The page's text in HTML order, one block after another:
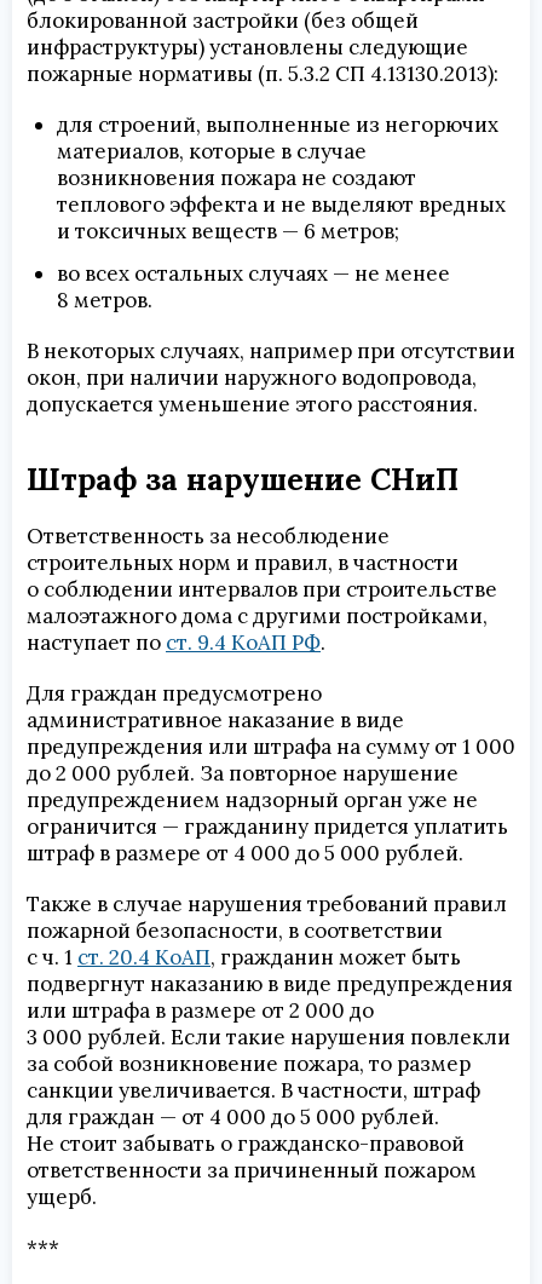
блокированной застройки (без общей
инфраструктуры) установлены следующие
пожарные нормативы (п. 5.3.2 СП 4.13130.2013):
для строений, выполненные из негорючих
материалов, которые в случае
возникновения пожара не создают
теплового эффекта и не выделяют вредных
и токсичных веществ — 6 метров;
во всех остальных случаях — не менее
8 метров.
В некоторых случаях, например при отсутствии
окон, при наличии наружного водопровода,
допускается уменьшение этого расстояния.
Штраф за нарушение СНиП
Ответственность за несоблюдение
строительных норм и правил, в частности
о соблюдении интервалов при строительстве
малоэтажного дома с другими постройками,
наступает по ст. 9.4 КоАП РФ.
Для граждан предусмотрено
административное наказание в виде
предупреждения или штрафа на сумму от 1 000
до 2 000 рублей. За повторное нарушение
предупреждением надзорный орган уже не
ограничится — гражданину придется уплатить
штраф в размере от 4 000 до 5 000 рублей.
Также в случае нарушения требований правил
пожарной безопасности, в соответствии
с ч. 1 ст. 20.4 КоАП, гражданин может быть
подвергнут наказанию в виде предупреждения
или штрафа в размере от 2 000 до
3 000 рублей. Если такие нарушения повлекли
за собой возникновение пожара, то размер
санкции увеличивается. В частности, штраф
для граждан — от 4 000 до 5 000 рублей.
Не стоит забывать о гражданско-правовой
ответственности за причиненный пожаром
ущерб.
***